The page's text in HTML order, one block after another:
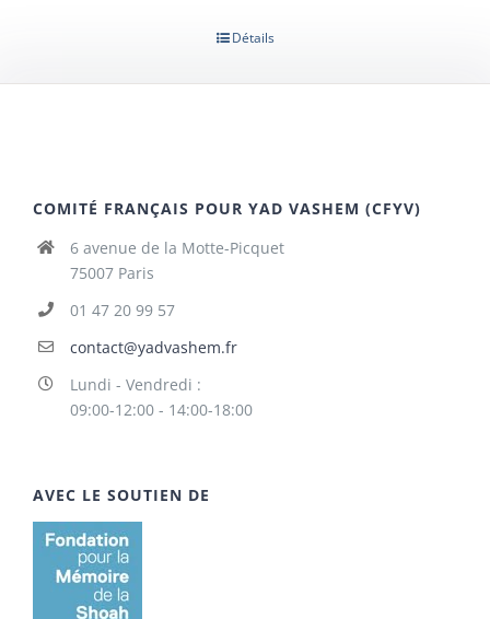
Détails
COMITÉ FRANÇAIS POUR YAD VASHEM (CFYV)
6 avenue de la Motte-Picquet
75007 Paris
01 47 20 99 57
contact@yadvashem.fr
Lundi - Vendredi :
09:00-12:00 - 14:00-18:00
AVEC LE SOUTIEN DE